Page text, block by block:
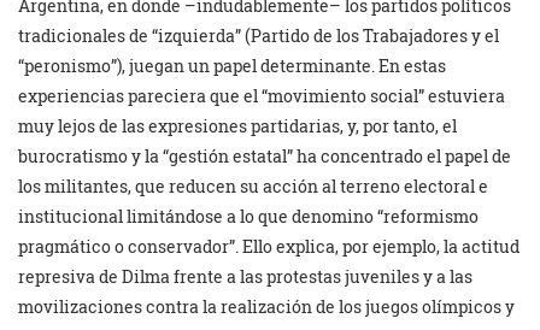
Argentina, en donde –indudablemente– los partidos políticos
tradicionales de “izquierda” (Partido de los Trabajadores y el
“peronismo”), juegan un papel determinante. En estas
experiencias pareciera que el “movimiento social” estuviera
muy lejos de las expresiones partidarias, y, por tanto, el
burocratismo y la “gestión estatal” ha concentrado el papel de
los militantes, que reducen su acción al terreno electoral e
institucional limitándose a lo que denomino “reformismo
pragmático o conservador”. Ello explica, por ejemplo, la actitud
represiva de Dilma frente a las protestas juveniles y a las
movilizaciones contra la realización de los juegos olímpicos y